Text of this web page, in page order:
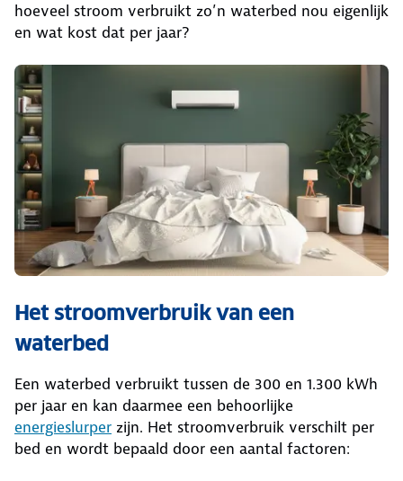
hoeveel stroom verbruikt zo’n waterbed nou eigenlijk
en wat kost dat per jaar?
Het stroomverbruik van een
waterbed
Een waterbed verbruikt tussen de 300 en 1.300 kWh
per jaar en kan daarmee een behoorlijke
energieslurper zijn. Het stroomverbruik verschilt per
bed en wordt bepaald door een aantal factoren: